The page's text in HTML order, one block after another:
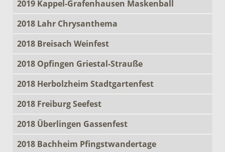
2019 Kappel-Grafenhausen Maskenball
2018 Lahr Chrysanthema
2018 Breisach Weinfest
2018 Opfingen Griestal-Strauße
2018 Herbolzheim Stadtgartenfest
2018 Freiburg Seefest
2018 Überlingen Gassenfest
2018 Bachheim Pfingstwandertage